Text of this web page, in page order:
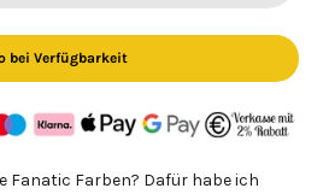
bei Verfügbarkeit
Fanatic Farben? Dafür habe ich